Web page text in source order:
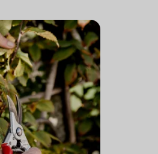
Bijen en andere insecten.